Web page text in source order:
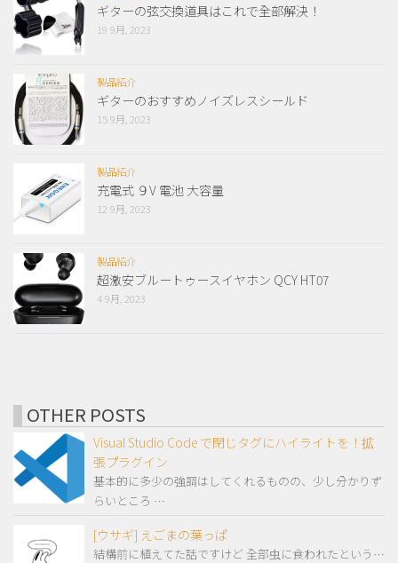
ギターの弦交換道具はこれで全部解決！
19 9月, 2023
製品紹介
ギターのおすすめノイズレスシールド
15 9月, 2023
製品紹介
充電式 ９V 電池 大容量
12 9月, 2023
製品紹介
超激安ブルートゥースイヤホン QCY HT07
4 9月, 2023
OTHER POSTS
Visual Studio Code で閉じタグにハイライトを！拡
張プラグイン
基本的に多少の強調はしてくれるものの、少し分かりず
らいところ …
[ウサギ] えごまの葉っぱ
結構前に植えてた話ですけど 全部虫に食われたという…